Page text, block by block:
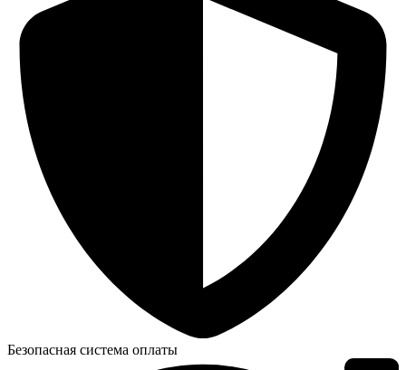
Безопасная система оплаты